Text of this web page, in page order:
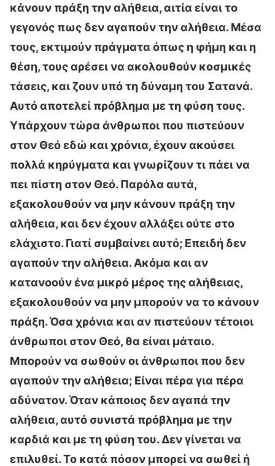
κάνουν πράξη την αλήθεια, αιτία είναι το
γεγονός πως δεν αγαπούν την αλήθεια. Μέσα
τους, εκτιμούν πράγματα όπως η φήμη και η
θέση, τους αρέσει να ακολουθούν κοσμικές
τάσεις, και ζουν υπό τη δύναμη του Σατανά.
Αυτό αποτελεί πρόβλημα με τη φύση τους.
Υπάρχουν τώρα άνθρωποι που πιστεύουν
στον Θεό εδώ και χρόνια, έχουν ακούσει
πολλά κηρύγματα και γνωρίζουν τι πάει να
πει πίστη στον Θεό. Παρόλα αυτά,
εξακολουθούν να μην κάνουν πράξη την
αλήθεια, και δεν έχουν αλλάξει ούτε στο
ελάχιστο. Γιατί συμβαίνει αυτό; Επειδή δεν
αγαπούν την αλήθεια. Ακόμα και αν
κατανοούν ένα μικρό μέρος της αλήθειας,
εξακολουθούν να μην μπορούν να το κάνουν
πράξη. Όσα χρόνια και αν πιστεύουν τέτοιοι
άνθρωποι στον Θεό, θα είναι μάταιο.
Μπορούν να σωθούν οι άνθρωποι που δεν
αγαπούν την αλήθεια; Είναι πέρα για πέρα
αδύνατον. Όταν κάποιος δεν αγαπά την
αλήθεια, αυτό συνιστά πρόβλημα με την
καρδιά και με τη φύση του. Δεν γίνεται να
επιλυθεί. Το κατά πόσον μπορεί να σωθεί ή